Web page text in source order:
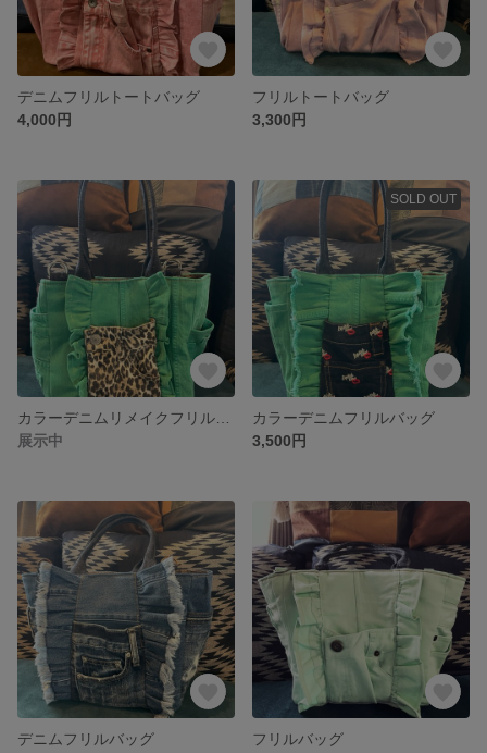
デニムフリルトートバッグ
4,000円
フリルトートバッグ
3,300円
展示中
SOLD OUT
カラーデニムフリルバッグ
3,500円
デニムフリルバッグ
フリルバッグ